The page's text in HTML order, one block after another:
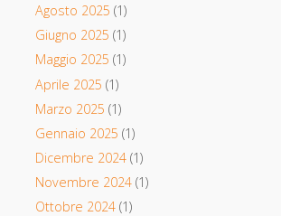
Agosto 2025 (1)
Giugno 2025 (1)
Maggio 2025 (1)
Aprile 2025 (1)
Marzo 2025 (1)
Gennaio 2025 (1)
Dicembre 2024(1)
Novembre 2024(1)
Ottobre 2024(1)